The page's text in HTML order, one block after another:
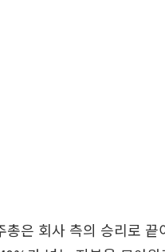
총은 회사 측의 승리로 끝